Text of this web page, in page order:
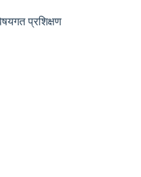
प्रशिक्षण